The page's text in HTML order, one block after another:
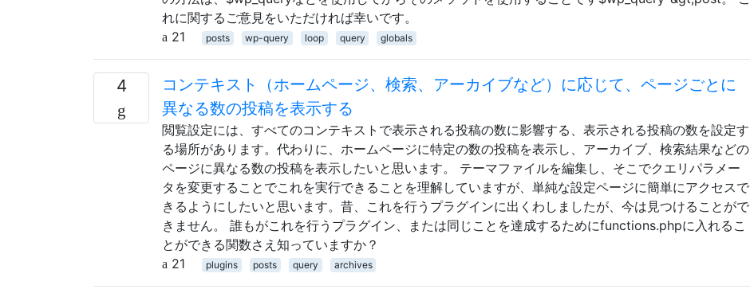
れに関するご意見をいただければ幸いです。
21
posts wp-query loop query globals
4
コンテキスト（ホームページ、検索、アーカイブなど）に応じて、ページごとに
異なる数の投稿を表示する
閲覧設定には、すべてのコンテキストで表示される投稿の数に影響する、表示される投稿の数を設定す
る場所があります。代わりに、ホームページに特定の数の投稿を表示し、アーカイブ、検索結果などの
ページに異なる数の投稿を表示したいと思います。 テーマファイルを編集し、そこでクエリパラメー
タを変更することでこれを実行できることを理解していますが、単純な設定ページに簡単にアクセスで
きるようにしたいと思います。昔、これを行うプラグインに出くわしましたが、今は見つけることがで
きません。 誰もがこれを行うプラグイン、または同じことを達成するためにfunctions.phpに入れるこ
とができる関数さえ知っていますか？
21
plugins posts query archives